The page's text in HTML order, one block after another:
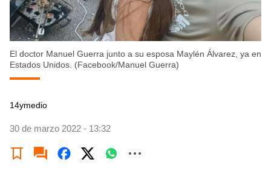
El doctor Manuel Guerra junto a su esposa Maylén Álvarez, ya en
Estados Unidos. (Facebook/Manuel Guerra)
14ymedio
30 de marzo 2022 - 13:32